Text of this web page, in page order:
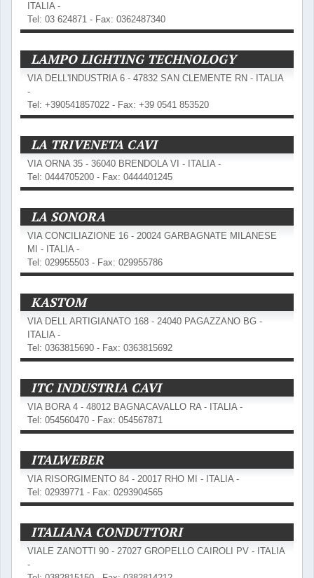
ITALIA -
Tel: 03 624871 - Fax: 0362487340
LAMPO LIGHTING TECHNOLOGY
VIA DELL'INDUSTRIA 6 - 47832 SAN CLEMENTE RN - ITALIA
-
Tel: +390541857022 - Fax: +39 0541 853520
LA TRIVENETA CAVI
VIA ORNA 35 - 36040 BRENDOLA VI - ITALIA -
Tel: 0444705200 - Fax: 0444401245
LA SONORA
VIA CONCILIAZIONE 16 - 20024 GARBAGNATE MILANESE
MI - ITALIA -
Tel: 029955503 - Fax: 029955786
KASTOM
VIA DELL ARTIGIANATO 168 - 24040 PAGAZZANO BG -
ITALIA -
Tel: 0363815690 - Fax: 0363815692
ITC INDUSTRIA CAVI
VIA BORA 4 - 48012 BAGNACAVALLO RA - ITALIA -
Tel: 054560470 - Fax: 054567871
ITALWEBER
VIA RISORGIMENTO 84 - 20017 RHO MI - ITALIA -
Tel: 02939771 - Fax: 0293904565
ITALIANA CONDUTTORI
VIALE ZANOTTI 90 - 27027 GROPELLO CAIROLI PV - ITALIA
-